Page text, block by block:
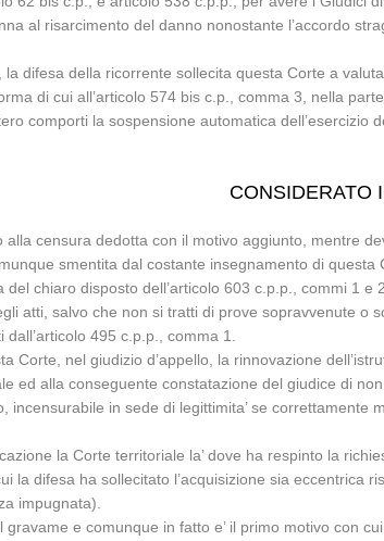
al risarcimento del danno nonostante l’accordo
difesa della ricorrente sollecita questa Corte a
di cui all’articolo 574 bis c.p., comma 3, nella
comporti la sospensione automatica dell’esercizio
CONSIDERATO
alla censura dedotta con il motivo aggiunto, mentre
smentita dal costante insegnamento di
chiaro disposto dell’articolo 603 c.p.p., commi 1
atti, salvo che non si tratti di prove sopravvenute
495 c.p.p., comma 1.
Corte, nel giudizio d’appello, la rinnovazione
ed alla conseguente constatazione del giudice di
incensurabile in sede di legittimita’ se
la Corte territoriale la’ dove ha respinto la
la difesa ha sollecitato l’acquisizione sia eccentrica
impugnata).
gravame e comunque in fatto e’ il primo motivo con